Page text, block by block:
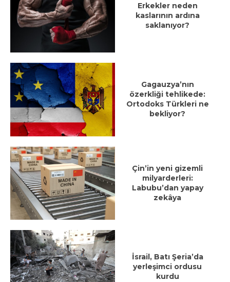
Erkekler neden
kaslarının ardına
saklanıyor?
Gagauzya’nın
özerkliği tehlikede:
Ortodoks Türkleri ne
bekliyor?
Çin’in yeni gizemli
milyarderleri:
Labubu’dan yapay
zekâya
İsrail, Batı Şeria’da
yerleşimci ordusu
kurdu